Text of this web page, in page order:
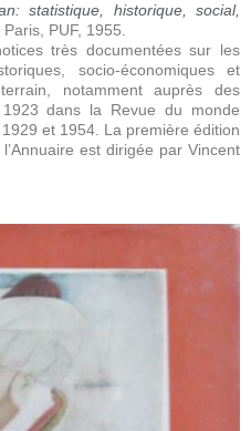
statistique, historique, social,
PUF, 1955.
très documentées sur les
socio-économiques et
notamment auprès des
dans la Revue du monde
et 1954. La première édition
est dirigée par Vincent